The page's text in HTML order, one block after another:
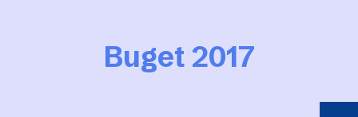
Buget 2017